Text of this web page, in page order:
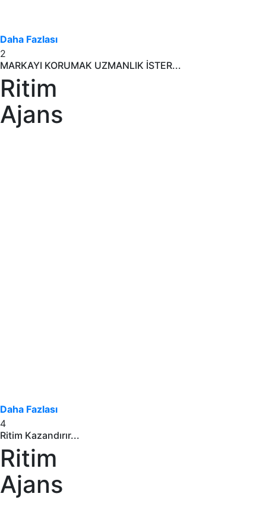
Daha Fazlası
2
MARKAYI KORUMAK UZMANLIK İSTER...
Ritim
Ajans
Daha Fazlası
4
Ritim Kazandırır...
Ritim
Ajans